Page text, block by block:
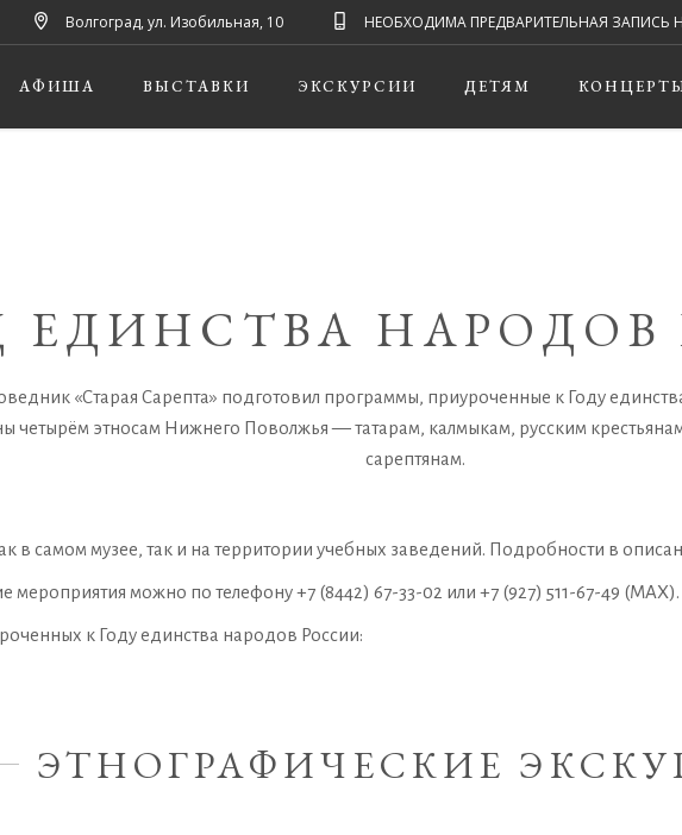
Волгоград, ул. Изобильная, 10 НЕОБХОДИМА ПРЕДВАРИТЕЛЬНАЯ ЗАПИСЬ
АФИША ВЫСТАВКИ ЭКСКУРСИИ ДЕТЯМ
ЕДИНСТВА
«Старая Сарепта» подготовил программы, приуроченные к Году
четырём этносам Нижнего Поволжья — татарам, калмыкам, русским
сарептянам.
в самом музее, так и на территории учебных заведений. Подробности в
мероприятия можно по телефону +7 (8442) 67-33-02 или +7 (927) 511-67-49 (MAX).
к Году единства народов России:
ЭТНОГРАФИЧЕСКИЕ